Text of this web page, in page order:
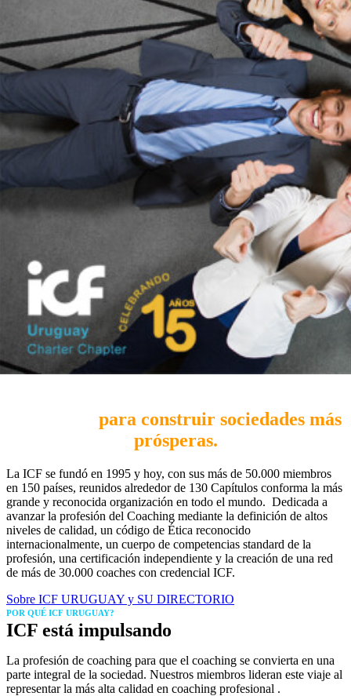
para construir sociedades más
prósperas.
La ICF se fundó en 1995 y hoy, con sus más de 50.000 miembros
en 150 países, reunidos alrededor de 130 Capítulos conforma la más
grande y reconocida organización en todo el mundo. Dedicada a
avanzar la profesión del Coaching mediante la definición de altos
niveles de calidad, un código de Ética reconocido
internacionalmente, un cuerpo de competencias standard de la
profesión, una certificación independiente y la creación de una red
de más de 30.000 coaches con credencial ICF.
Sobre ICF URUGUAY y SU DIRECTORIO
POR QUÉ ICF URUGUAY?
ICF está impulsando
La profesión de coaching para que el coaching se convierta en una
parte integral de la sociedad. Nuestros miembros lideran este viaje al
representar la más alta calidad en coaching profesional .